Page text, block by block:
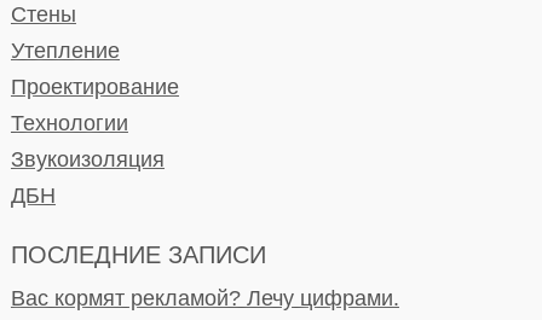
Стены
Утепление
Проектирование
Технологии
Звукоизоляция
ДБН
ПОСЛЕДНИЕ ЗАПИСИ
Вас кормят рекламой? Лечу цифрами.